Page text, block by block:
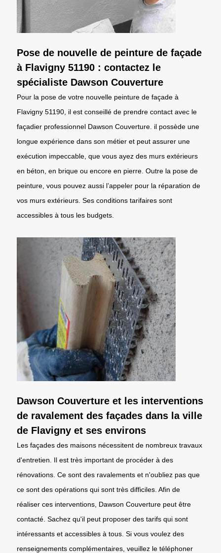
Pose de nouvelle de peinture de façade
à Flavigny 51190 : contactez le
spécialiste Dawson Couverture
Pour la pose de votre nouvelle peinture de façade à
Flavigny 51190, il est conseillé de prendre contact avec le
façadier professionnel Dawson Couverture. il possède une
longue expérience dans son métier et peut assurer une
exécution impeccable, que vous ayez des murs extérieurs
en béton, en brique ou encore en pierre. Outre la pose de
peinture, vous pouvez aussi l’appeler pour la réparation de
vos murs extérieurs. Ses conditions tarifaires sont
accessibles à tous les budgets.
Dawson Couverture et les interventions
de ravalement des façades dans la ville
de Flavigny et ses environs
Les façades des maisons nécessitent de nombreux travaux
d'entretien. Il est très important de procéder à des
rénovations. Ce sont des ravalements et n'oubliez pas que
ce sont des opérations qui sont très difficiles. Afin de
réaliser ces interventions, Dawson Couverture peut être
contacté. Sachez qu'il peut proposer des tarifs qui sont
intéressants et accessibles à tous. Si vous voulez des
renseignements complémentaires, veuillez le téléphoner